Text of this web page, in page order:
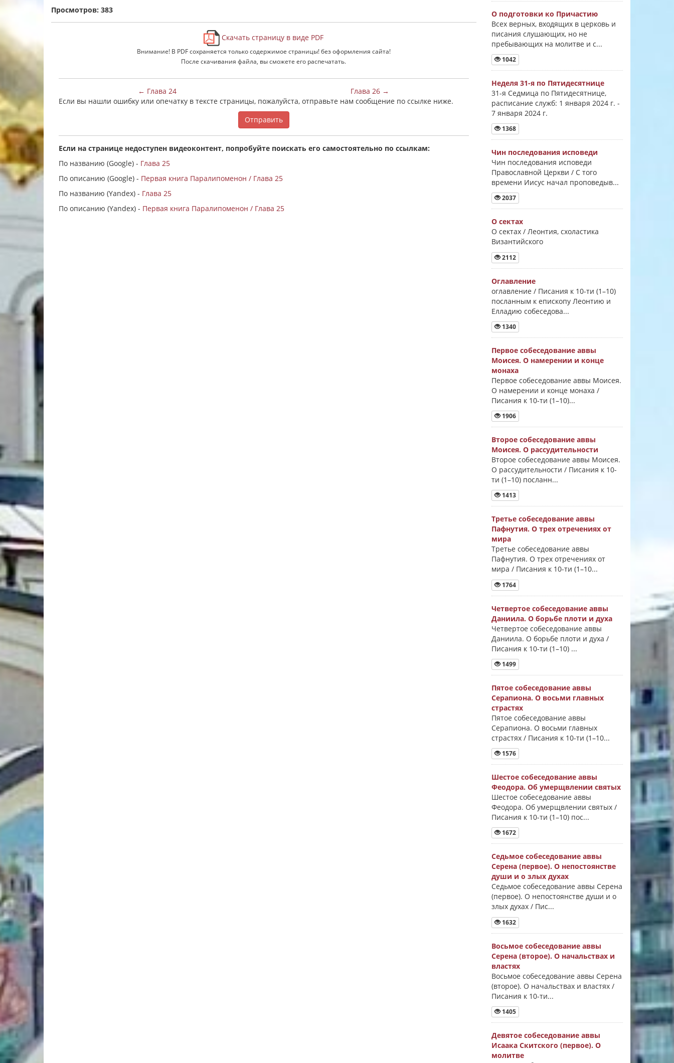
Просмотров: 383
Скачать страницу в виде PDF
Внимание! В PDF сохраняется только содержимое страницы! без оформления сайта!
После скачивания файла, вы сможете его распечатать.
← Глава 24
Глава 26 →
Если вы нашли ошибку или опечатку в тексте страницы, пожалуйста, отправьте нам сообщение по ссылке ниже.
Отправить
Если на странице недоступен видеоконтент, попробуйте поискать его самостоятельно по ссылкам:
По названию (Google) - Глава 25
По описанию (Google) - Первая книга Паралипоменон / Глава 25
По названию (Yandex) - Глава 25
По описанию (Yandex) - Первая книга Паралипоменон / Глава 25
О подготовки ко Причастию
Всех верных, входящих в церковь и
писания слушающих, но не
пребывающих на молитве и с...
1042
Неделя 31-я по Пятидесятнице
31-я Седмица по Пятидесятнице,
расписание служб: 1 января 2024 г. -
7 января 2024 г.
1368
Чин последования исповеди
Чин последования исповеди
Православной Церкви / С того
времени Иисус начал проповедыв...
2037
О сектах
О сектах / Леонтия, схоластика
Византийского
2112
Оглавление
оглавление / Писания к 10-ти (1–10)
посланным к епископу Леонтию и
Елладию собеседова...
1340
Первое собеседование аввы
Моисея. О намерении и конце
монаха
Первое собеседование аввы Моисея.
О намерении и конце монаха /
Писания к 10-ти (1–10)...
1906
Второе собеседование аввы
Моисея. О рассудительности
Второе собеседование аввы Моисея.
О рассудительности / Писания к 10-
ти (1–10) посланн...
1413
Третье собеседование аввы
Пафнутия. О трех отречениях от
мира
Третье собеседование аввы
Пафнутия. О трех отречениях от
мира / Писания к 10-ти (1–10...
1764
Четвертое собеседование аввы
Даниила. О борьбе плоти и духа
Четвертое собеседование аввы
Даниила. О борьбе плоти и духа /
Писания к 10-ти (1–10) ...
1499
Пятое собеседование аввы
Серапиона. О восьми главных
страстях
Пятое собеседование аввы
Серапиона. О восьми главных
страстях / Писания к 10-ти (1–10...
1576
Шестое собеседование аввы
Феодора. Об умерщвлении святых
Шестое собеседование аввы
Феодора. Об умерщвлении святых /
Писания к 10-ти (1–10) пос...
1672
Седьмое собеседование аввы
Серена (первое). О непостоянстве
души и о злых духах
Седьмое собеседование аввы Серена
(первое). О непостоянстве души и о
злых духах / Пис...
1632
Восьмое собеседование аввы
Серена (второе). О начальствах и
властях
Восьмое собеседование аввы Серена
(второе). О начальствах и властях /
Писания к 10-ти...
1405
Девятое собеседование аввы
Исаака Скитского (первое). О
молитве